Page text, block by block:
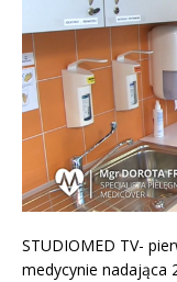
STUDIOMED TV-
medycynie nadająca